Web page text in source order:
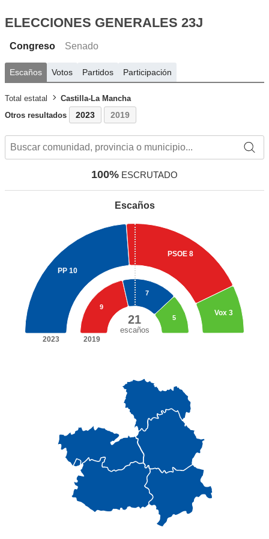
ELECCIONES GENERALES 23J
Congreso Senado
Escaños Votos Partidos Participación
Total estatal
Castilla-La Mancha
Otros resultados
2023 2019
100% ESCRUTADO
Escaños
21
escaños
PP 10
PSOE 8
Vox 3
9
7
5
2023 2019